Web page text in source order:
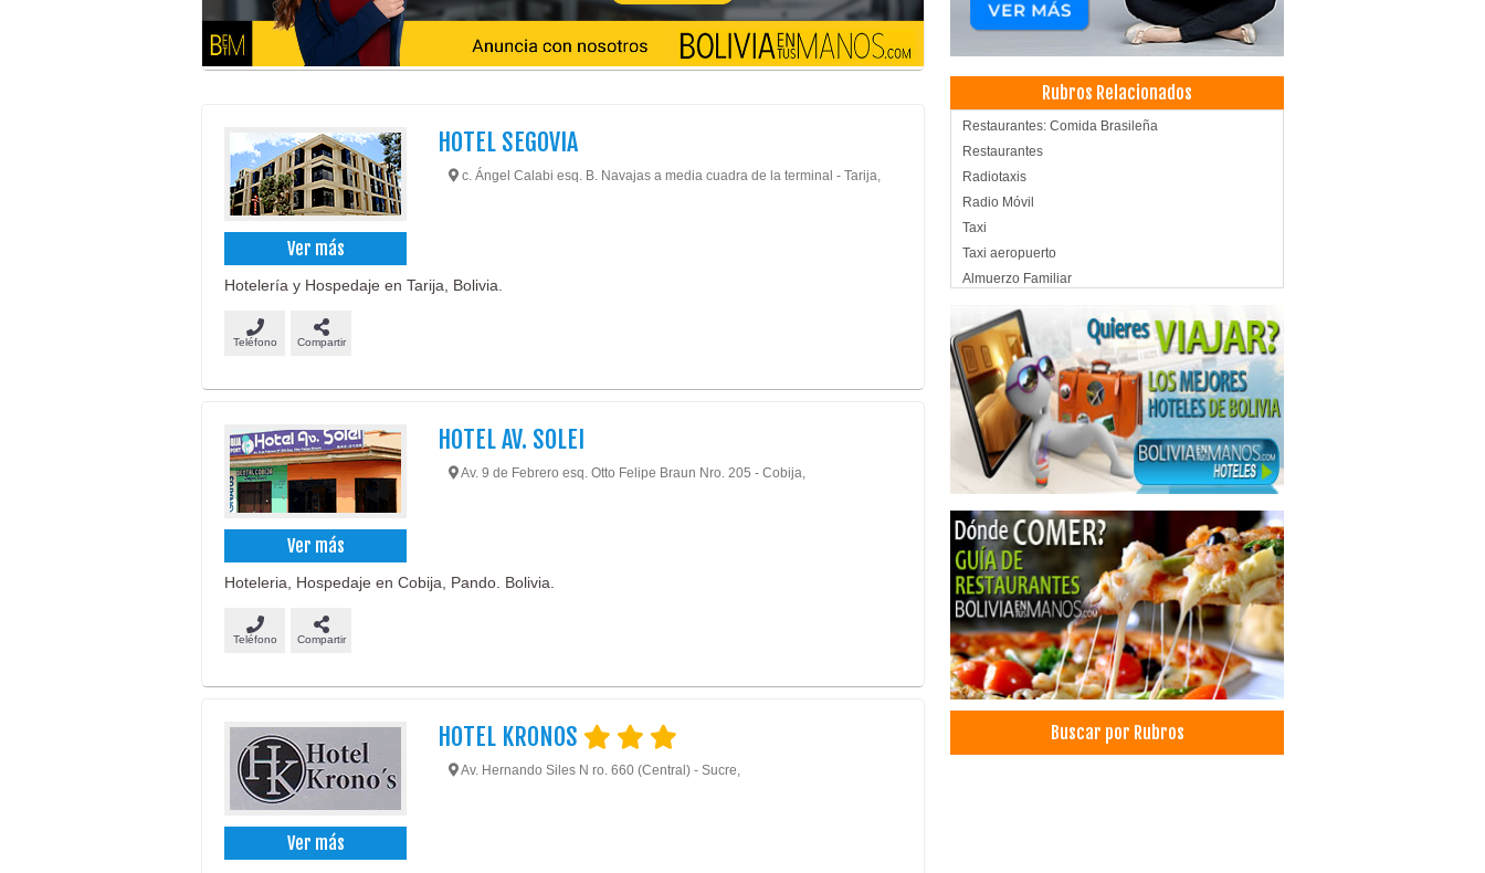
Ver más
HOTEL SEGOVIA
c. Ángel Calabi esq. B. Navajas a media cuadra de la terminal - Tarija,
Hotelería y Hospedaje en Tarija, Bolivia.
Teléfono Compartir
Ver más
HOTEL AV. SOLEI
Av. 9 de Febrero esq. Otto Felipe Braun Nro. 205 - Cobija,
Hoteleria, Hospedaje en Cobija, Pando. Bolivia.
Teléfono Compartir
Ver más
HOTEL KRONOS
Av. Hernando Siles N ro. 660 (Central) - Sucre,
Rubros Relacionados
Restaurantes: Comida Brasileña
Restaurantes
Radiotaxis
Radio Móvil
Taxi
Taxi aeropuerto
Almuerzo Familiar
Pescado al Horno
Restaurant: Truchas
Hoteles
Hotelería
Hotels
Cafeterías
Pastelerías
Reposterías
Catering
Servicio de Catering
Eventos
Salteñerías
Té Buffete
Alfombras
Alfombras en Tiles
Césped Sintético
Importación de AlfombrasBuscar por Rubros